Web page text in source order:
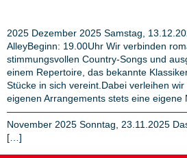
2025 Dezember 2025 Samstag,
AlleyBeginn: 19.00Uhr Wir verbinden
stimmungsvollen Country-Songs und
einem Repertoire, das bekannte
Stücke in sich vereint.Dabei verleihen
eigenen Arrangements stets eine eigene
November 2025 Sonntag, 23.11.2025
[…]